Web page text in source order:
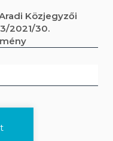
Közjegyzői
2021/30.